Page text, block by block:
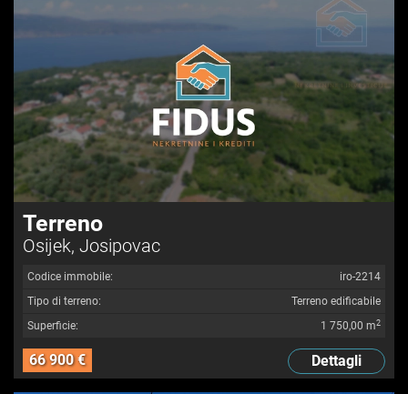
Terreno
Osijek, Josipovac
Codice immobile:
iro-2214
Tipo di terreno:
Terreno edificabile
Superficie:
1 750,00 m2
66 900 € Dettagli